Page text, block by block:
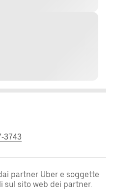
3743
partner Uber e soggette
sul sito web dei partner.